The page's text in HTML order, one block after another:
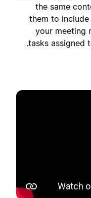
the same
them to
your meeting
tasks assigned